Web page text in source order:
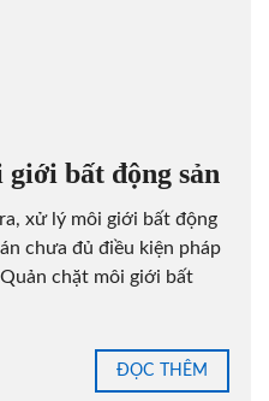
giới bất động sản
xử lý môi giới bất động
chưa đủ điều kiện pháp
chặt môi giới bất
ĐỌC THÊM